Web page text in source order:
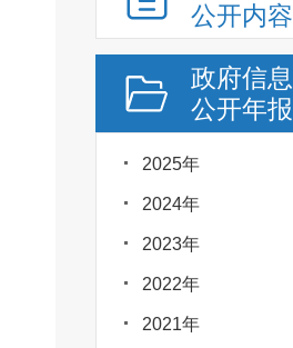
公开内容
政府信息
公开年报
2025年
2024年
2023年
2022年
2021年